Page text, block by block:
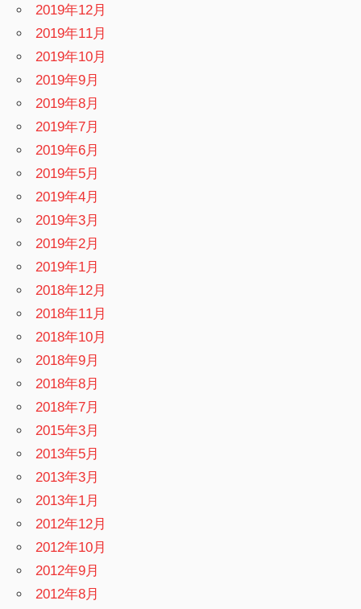
2019年12月
2019年11月
2019年10月
2019年9月
2019年8月
2019年7月
2019年6月
2019年5月
2019年4月
2019年3月
2019年2月
2019年1月
2018年12月
2018年11月
2018年10月
2018年9月
2018年8月
2018年7月
2015年3月
2013年5月
2013年3月
2013年1月
2012年12月
2012年10月
2012年9月
2012年8月